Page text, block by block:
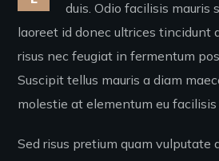
duis. Odio facilisis mauris
laoreet id donec ultrices tincidunt
risus nec feugiat in fermentum
Suscipit tellus mauris a diam
molestie at elementum eu facilisis
Sed risus pretium quam vulputate